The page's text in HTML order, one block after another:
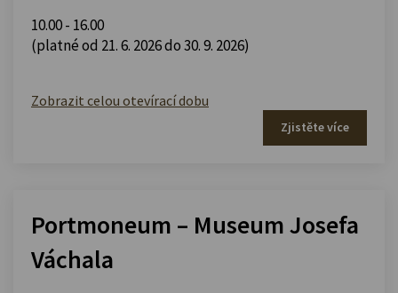
10.00 - 16.00
(platné od 21. 6. 2026 do 30. 9. 2026)
Zobrazit celou otevírací dobu
Zjistěte více
Portmoneum – Museum Josefa
Váchala